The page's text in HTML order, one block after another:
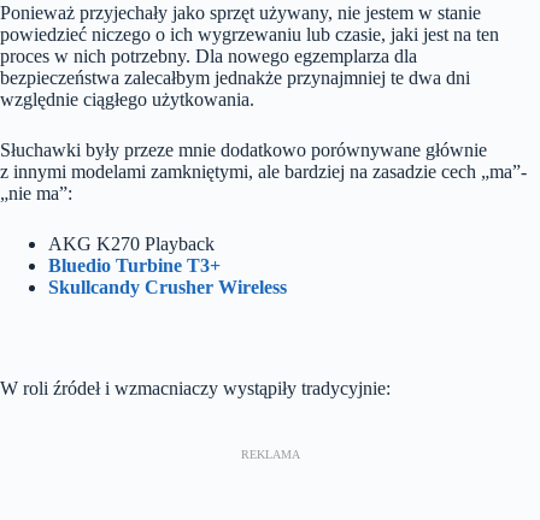
Ponieważ przyjechały jako sprzęt używany, nie jestem w stanie
powiedzieć niczego o ich wygrzewaniu lub czasie, jaki jest na ten
proces w nich potrzebny. Dla nowego egzemplarza dla
bezpieczeństwa zalecałbym jednakże przynajmniej te dwa dni
względnie ciągłego użytkowania.
Słuchawki były przeze mnie dodatkowo porównywane głównie
z innymi modelami zamkniętymi, ale bardziej na zasadzie cech „ma”-
„nie ma”:
AKG K270 Playback
Bluedio Turbine T3+
Skullcandy Crusher Wireless
W roli źródeł i wzmacniaczy wystąpiły tradycyjnie: